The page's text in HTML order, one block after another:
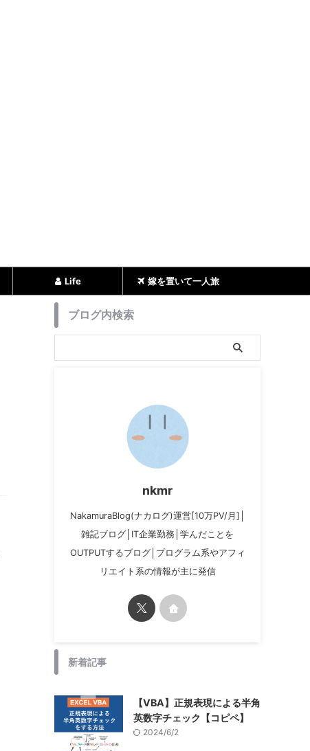
Life 嫁を置いて一人旅
ブログ内検索
nkmr
NakamuraBlog(ナカログ)運営[10万PV/月]│
雑記ブログ│IT企業勤務│学んだことを
OUTPUTするブログ│プログラム系やアフィ
リエイト系の情報が主に発信
新着記事
【VBA】正規表現による半角
英数字チェック【コピペ】
2024/6/2